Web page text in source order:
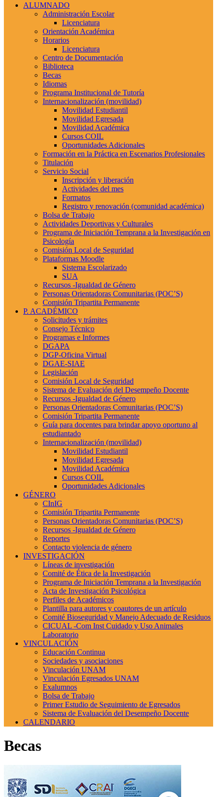
ALUMNADO
Administración Escolar
Licenciatura
Orientación Académica​
Horarios
Licenciatura
Centro de Documentación
Biblioteca
Becas
Idiomas
Programa Institucional de Tutoría
Internacionalización (movilidad)
Movilidad Estudiantil
Movilidad Egresada
Movilidad Académica
Cursos COIL
Oportunidades Adicionales
Formación en la Práctica en Escenarios Profesionales
Titulación
Servicio Social
Inscripción y liberación
Actividades del mes
Formatos
Registro y renovación (comunidad académica)
Bolsa de Trabajo
Actividades Deportivas y Culturales
Programa de Iniciación Temprana a la Investigación en
Psicología
Comisión Local de Seguridad
Plataformas Moodle
Sistema Escolarizado
SUA
Recursos -Igualdad de Género
Personas Orientadoras Comunitarias (POC’S)
Comisión Tripartita Permanente
P. ACADÉMICO
Solicitudes y trámites
Consejo Técnico
Programas e Informes
DGAPA
DGP-Oficina Virtual
DGAE-SIAE
Legislación
Comisión Local de Seguridad
Sistema de Evaluación del Desempeño Docente
Recursos -Igualdad de Género
Personas Orientadoras Comunitarias (POC’S)
Comisión Tripartita Permanente
Guía para docentes para brindar apoyo oportuno al
estudiantado
Internacionalización (movilidad)
Movilidad Estudiantil
Movilidad Egresada
Movilidad Académica
Cursos COIL
Oportunidades Adicionales
GÉNERO
CInIG
Comisión Tripartita Permanente
Personas Orientadoras Comunitarias (POC’S)
Recursos -Igualdad de Género
Reportes
Contacto violencia de género
INVESTIGACIÓN
Líneas de investigación
Comité de Ética de la Investigación
Programa de Iniciación Temprana a la Investigación
Acta de Investigación Psicológica
Perfiles de Académicos
Plantilla para autores y coautores de un artículo
Comité Bioseguridad y Manejo Adecuado de Residuos
CICUAL -Com Inst Cuidado y Uso Animales
Laboratorio
VINCULACIÓN
Educación Continua
Sociedades y asociaciones
Vinculación UNAM
Vinculación Egresados UNAM
Exalumnos
Bolsa de Trabajo
Primer Estudio de Seguimiento de Egresados
Sistema de Evaluación del Desempeño Docente
CALENDARIO
Becas